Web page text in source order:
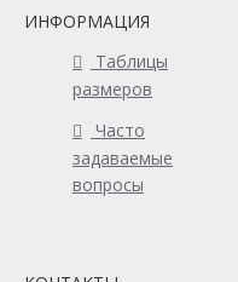
ИНФОРМАЦИЯ
Таблицы
размеров
Часто
задаваемые
вопросы